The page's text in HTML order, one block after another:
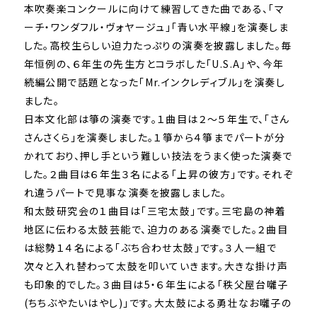
本吹奏楽コンクールに向けて練習してきた曲である、「マ
ーチ・ワンダフル・ヴォヤージュ」「青い水平線」を演奏しま
した。高校生らしい迫力たっぷりの演奏を披露しました。毎
年恒例の、６年生の先生方とコラボした「U.S.A」や、今年
続編公開で話題となった「Mr.インクレディブル」を演奏し
ました。
日本文化部は箏の演奏です。１曲目は２～５年生で、「さん
さんさくら」を演奏しました。１箏から４箏までパートが分
かれており、押し手という難しい技法をうまく使った演奏で
した。２曲目は６年生３名による「上昇の彼方」です。それぞ
れ違うパートで見事な演奏を披露しました。
和太鼓研究会の１曲目は「三宅太鼓」です。三宅島の神着
地区に伝わる太鼓芸能で、迫力のある演奏でした。２曲目
は総勢１４名による「ぶち合わせ太鼓」です。３人一組で
次々と入れ替わって太鼓を叩いていきます。大きな掛け声
も印象的でした。３曲目は5・６年生による「秩父屋台囃子
(ちちぶやたいはやし)」です。大太鼓による勇壮なお囃子の